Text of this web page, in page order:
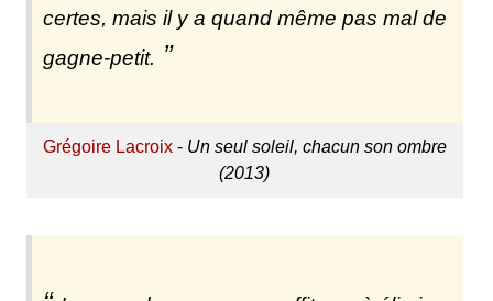
certes, mais il y a quand même pas mal de
gagne-petit.
Grégoire Lacroix- Un seul soleil, chacun son ombre
(2013)